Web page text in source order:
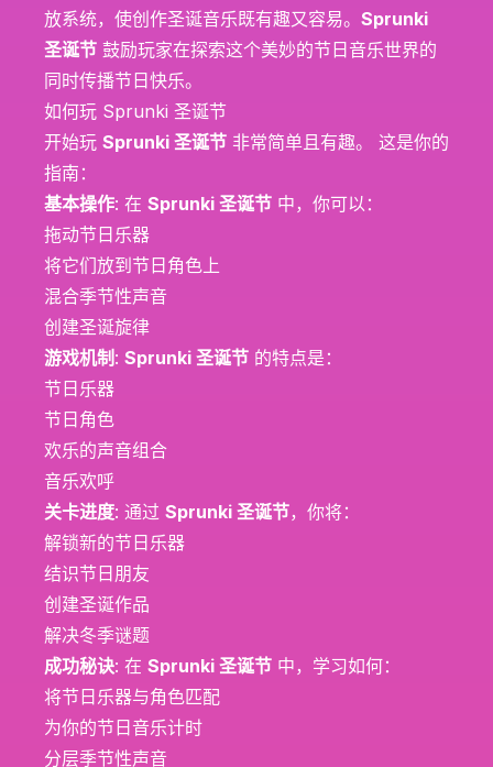
放系统，使创作圣诞音乐既有趣又容易。 Sprunki
圣诞节 鼓励玩家在探索这个美妙的节日音乐世界的
同时传播节日快乐。
如何玩 Sprunki 圣诞节
开始玩 Sprunki 圣诞节 非常简单且有趣。 这是你的
指南：
基本操作: 在 Sprunki 圣诞节 中，你可以：
拖动节日乐器
将它们放到节日角色上
混合季节性声音
创建圣诞旋律
游戏机制 : Sprunki 圣诞节 的特点是：
节日乐器
节日角色
欢乐的声音组合
音乐欢呼
关卡进度: 通过 Sprunki 圣诞节，你将：
解锁新的节日乐器
结识节日朋友
创建圣诞作品
解决冬季谜题
成功秘诀: 在 Sprunki 圣诞节 中，学习如何：
将节日乐器与角色匹配
为你的节日音乐计时
分层季节性声音